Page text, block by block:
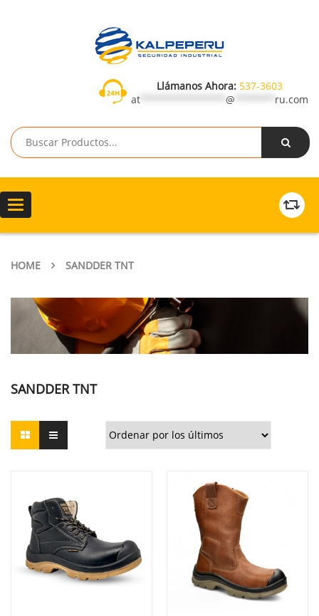
Llámanos Ahora: 537-3603
at
@ ru.com
Toggle
navigation
HOME SANDDER TNT
SANDDER TNT